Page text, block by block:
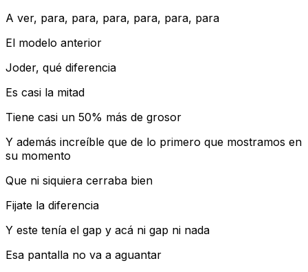
A ver, para, para, para, para, para, para
El modelo anterior
Joder, qué diferencia
Es casi la mitad
Tiene casi un 50% más de grosor
Y además increíble que de lo primero que mostramos en
su momento
Que ni siquiera cerraba bien
Fijate la diferencia
Y este tenía el gap y acá ni gap ni nada
Esa pantalla no va a aguantar